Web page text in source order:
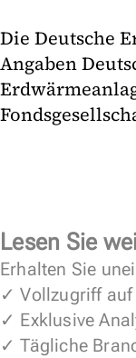
Die Deutsche
Angaben
Lesen Sie
Erhalten Sie
✓ Vollzugriff auf
✓ Exklusive
✓ Tägliche